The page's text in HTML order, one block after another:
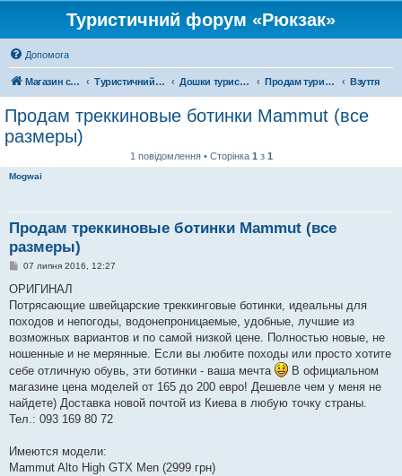
Туристичний форум «Рюкзак»
Допомога
Магазин спорядження Туристичний форум «Рюкзак» Дошки туристичних оголошень Продам туристичне спорядження Взуття
Продам треккиновые ботинки Mammut (все
размеры)
1 повідомлення • Сторінка 1 з 1
Mogwai
Продам треккиновые ботинки Mammut (все
размеры)
П
в
д
о
л
е
н
я
07 липня 2016, 12:27
ОРИГИНАЛ
Потрясающие швейцарские треккинговые ботинки, идеальны для
походов и непогоды, водонепроницаемые, удобные, лучшие из
возможных вариантов и по самой низкой цене. Полностью новые, не
ношенные и не мерянные. Если вы любите походы или просто хотите
себе отличную обувь, эти ботинки - ваша мечта
В официальном
магазине цена моделей от 165 до 200 евро! Дешевле чем у меня не
найдете) Доставка новой почтой из Киева в любую точку страны.
Тел.: 093 169 80 72
Имеются модели:
Mammut Alto High GTX Men (2999 грн)